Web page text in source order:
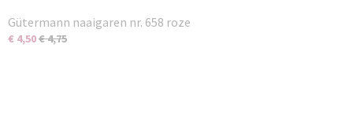
Gütermann naaigaren nr. 658 roze
€ 4,50€ 4,75